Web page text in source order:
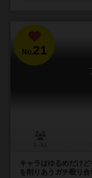
No.21
キャラはゆるめだけ
を削りあうガチ殴り